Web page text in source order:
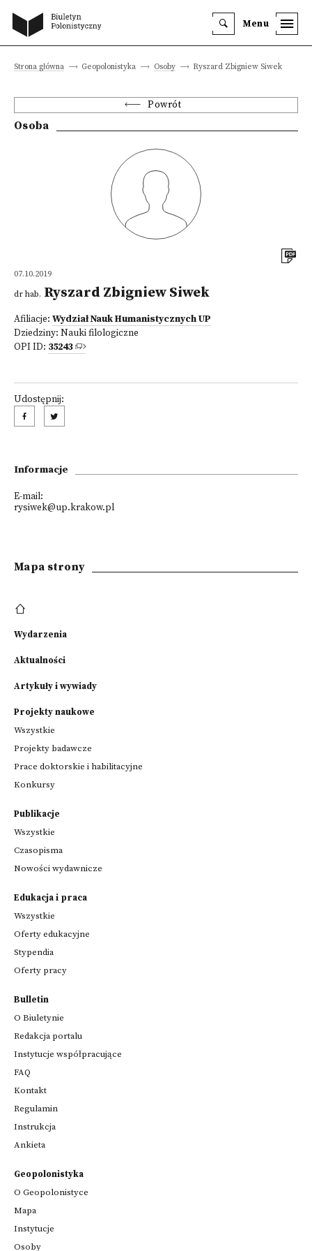
Menu
Strona główna Geopolonistyka Osoby Ryszard Zbigniew Siwek
Powrót
Osoba
07.10.2019
dr hab. Ryszard Zbigniew Siwek
Afiliacje: Wydział Nauk Humanistycznych UP
Dziedziny: Nauki filologiczne
OPI ID: 35243
Udostępnij:
Informacje
E-mail:
rysiwek@up.krakow.pl
Mapa strony
Wydarzenia
Aktualności
Artykuły i wywiady
Projekty naukowe
Wszystkie
Projekty badawcze
Prace doktorskie i habilitacyjne
Konkursy
Publikacje
Wszystkie
Czasopisma
Nowości wydawnicze
Edukacja i praca
Wszystkie
Oferty edukacyjne
Stypendia
Oferty pracy
Bulletin
O Biuletynie
Redakcja portalu
Instytucje współpracujące
FAQ
Kontakt
Regulamin
Instrukcja
Ankieta
Geopolonistyka
O Geopolonistyce
Mapa
Instytucje
Osoby